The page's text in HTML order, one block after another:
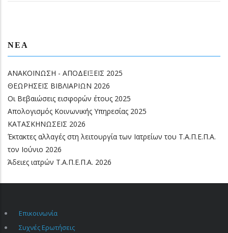
ΝΈΑ
ΑΝΑΚΟΙΝΩΣΗ - ΑΠΟΔΕΙΞΕΙΣ 2025
ΘΕΩΡΗΣΕΙΣ ΒΙΒΛΙΑΡΙΩΝ 2026
Οι Βεβαιώσεις εισφορών έτους 2025
Απολογισμός Κοινωνικής Υπηρεσίας 2025
ΚΑΤΑΣΚΗΝΩΣΕΙΣ 2026
Έκτακτες αλλαγές στη λειτουργία των Ιατρείων του Τ.Α.Π.Ε.Π.Α.
τον Ιούνιο 2026
Άδειες ιατρών Τ.Α.Π.Ε.Π.Α. 2026
FOOTER
MENU
Επικοινωνία
Συχνές Ερωτήσεις